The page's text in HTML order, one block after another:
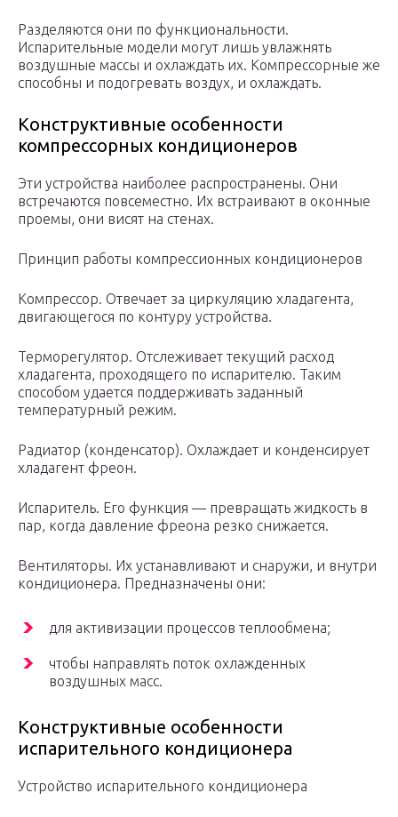
Разделяются они по функциональности.
Испарительные модели могут лишь увлажнять
воздушные массы и охлаждать их. Компрессорные же
способны и подогревать воздух, и охлаждать.
Конструктивные особенности
компрессорных кондиционеров
Эти устройства наиболее распространены. Они
встречаются повсеместно. Их встраивают в оконные
проемы, они висят на стенах.
Принцип работы компрессионных кондиционеров
Компрессор. Отвечает за циркуляцию хладагента,
двигающегося по контуру устройства.
Терморегулятор. Отслеживает текущий расход
хладагента, проходящего по испарителю. Таким
способом удается поддерживать заданный
температурный режим.
Радиатор (конденсатор). Охлаждает и конденсирует
хладагент фреон.
Испаритель. Его функция — превращать жидкость в
пар, когда давление фреона резко снижается.
Вентиляторы. Их устанавливают и снаружи, и внутри
кондиционера. Предназначены они:
для активизации процессов теплообмена;
чтобы направлять поток охлажденных
воздушных масс.
Конструктивные особенности
испарительного кондиционера
Устройство испарительного кондиционера